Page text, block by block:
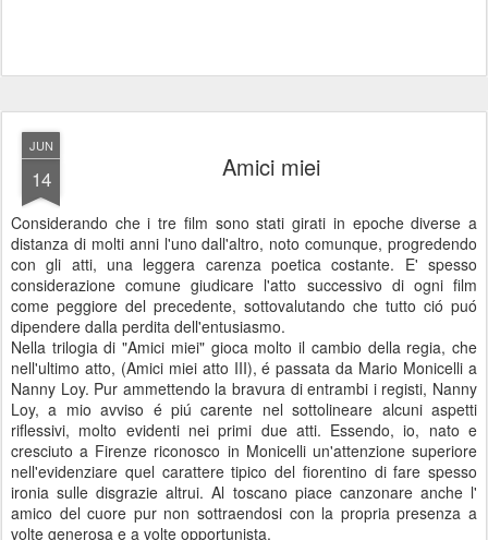
JUN
14 Amici miei
Considerando che i tre film sono stati girati in epoche diverse a
distanza di molti anni l'uno dall'altro, noto comunque, progredendo
con gli atti, una leggera carenza poetica costante. E' spesso
considerazione comune giudicare l'atto successivo di ogni film
come peggiore del precedente, sottovalutando che tutto ció puó
dipendere dalla perdita dell'entusiasmo.
Nella trilogia di "Amici miei" gioca molto il cambio della regia, che
nell'ultimo atto, (Amici miei atto III), é passata da Mario Monicelli a
Nanny Loy. Pur ammettendo la bravura di entrambi i registi, Nanny
Loy, a mio avviso é piú carente nel sottolineare alcuni aspetti
riflessivi, molto evidenti nei primi due atti. Essendo, io, nato e
cresciuto a Firenze riconosco in Monicelli un'attenzione superiore
nell'evidenziare quel carattere tipico del fiorentino di fare spesso
ironia sulle disgrazie altrui. Al toscano piace canzonare anche l'
amico del cuore pur non sottraendosi con la propria presenza a
volte generosa e a volte opportunista.